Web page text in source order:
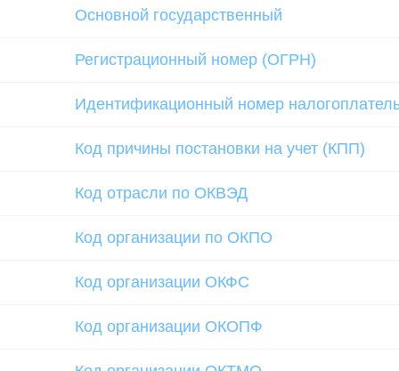
Основной государственный
Регистрационный номер (ОГРН)
Идентификационный номер
Код причины постановки на учет (КПП)
Код отрасли по ОКВЭД
Код организации по ОКПО
Код организации ОКФС
Код организации ОКОПФ